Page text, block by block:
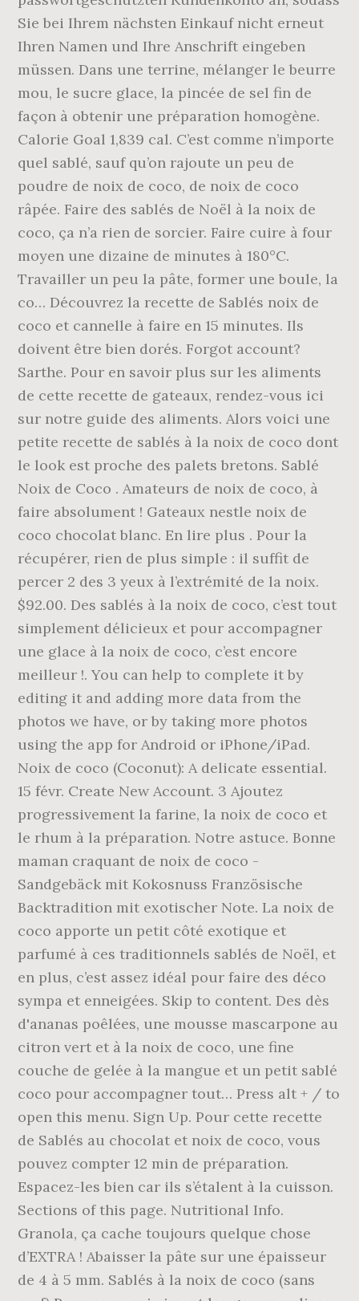
Sie bei Ihrem nächsten Einkauf nicht erneut
Ihren Namen und Ihre Anschrift eingeben
müssen. Dans une terrine, mélanger le beurre
mou, le sucre glace, la pincée de sel fin de
façon à obtenir une préparation homogène.
Calorie Goal 1,839 cal. C’est comme n’importe
quel sablé, sauf qu’on rajoute un peu de
poudre de noix de coco, de noix de coco
râpée. Faire des sablés de Noël à la noix de
coco, ça n’a rien de sorcier. Faire cuire à four
moyen une dizaine de minutes à 180°C.
Travailler un peu la pâte, former une boule, la
co… Découvrez la recette de Sablés noix de
coco et cannelle à faire en 15 minutes. Ils
doivent être bien dorés. Forgot account?
Sarthe. Pour en savoir plus sur les aliments
de cette recette de gateaux, rendez-vous ici
sur notre guide des aliments. Alors voici une
petite recette de sablés à la noix de coco dont
le look est proche des palets bretons. Sablé
Noix de Coco . Amateurs de noix de coco, à
faire absolument ! Gateaux nestle noix de
coco chocolat blanc. En lire plus . Pour la
récupérer, rien de plus simple : il suffit de
percer 2 des 3 yeux à l’extrémité de la noix.
$92.00. Des sablés à la noix de coco, c’est tout
simplement délicieux et pour accompagner
une glace à la noix de coco, c’est encore
meilleur !. You can help to complete it by
editing it and adding more data from the
photos we have, or by taking more photos
using the app for Android or iPhone/iPad.
Noix de coco (Coconut): A delicate essential.
15 févr. Create New Account. 3 Ajoutez
progressivement la farine, la noix de coco et
le rhum à la préparation. Notre astuce. Bonne
maman craquant de noix de coco -
Sandgebäck mit Kokosnuss Französische
Backtradition mit exotischer Note. La noix de
coco apporte un petit côté exotique et
parfumé à ces traditionnels sablés de Noël, et
en plus, c’est assez idéal pour faire des déco
sympa et enneigées. Skip to content. Des dès
d'ananas poêlées, une mousse mascarpone au
citron vert et à la noix de coco, une fine
couche de gelée à la mangue et un petit sablé
coco pour accompagner tout… Press alt + / to
open this menu. Sign Up. Pour cette recette
de Sablés au chocolat et noix de coco, vous
pouvez compter 12 min de préparation.
Espacez-les bien car ils s’étalent à la cuisson.
Sections of this page. Nutritional Info.
Granola, ça cache toujours quelque chose
d’EXTRA ! Abaisser la pâte sur une épaisseur
de 4 à 5 mm. Sablés à la noix de coco (sans